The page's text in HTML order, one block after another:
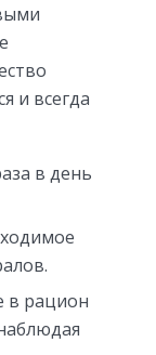
и всегда
в день
в рацион